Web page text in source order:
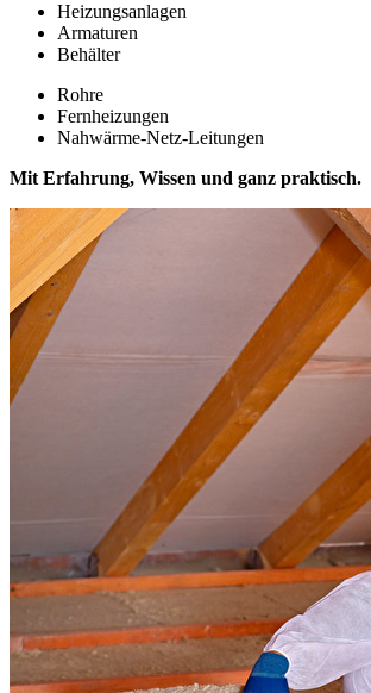
Heizungsanlagen
Armaturen
Behälter
Rohre
Fernheizungen
Nahwärme-Netz-Leitungen
Mit Erfahrung, Wissen und ganz praktisch.